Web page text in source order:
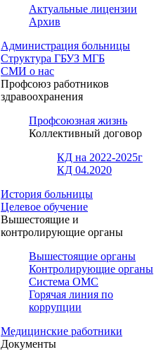
Актуальные лицензии
Архив
Администрация больницы
Структура ГБУЗ МГБ
СМИ о нас
Профсоюз работников
здравоохранения
Профсоюзная жизнь
Коллективный договор
КД на 2022-2025г
КД 04.2020
История больницы
Целевое обучение
Вышестоящие и
контролирующие органы
Вышестоящие органы
Контролирующие органы
Система ОМС
Горячая линия по
коррупции
Медицинские работники
Документы